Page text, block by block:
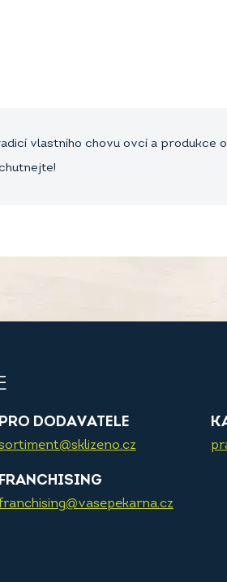
vlastního chovu ovcí a produkce
PRO DODAVATELE
FRANCHISING